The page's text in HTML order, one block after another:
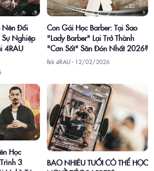
Đổi
Nghiệp
4RAU
Con Gái Học Barber: Tại Sao
"Lady Barber" Lại Trở Thành
"Cơn Sốt" Săn Đón Nhất 2026?
Bởi 4RAU · 12/02/2026
Học
3
BAO NHIÊU TUỔI CÓ THỂ HỌC